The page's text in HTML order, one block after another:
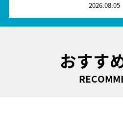
2026.08.05
おすす